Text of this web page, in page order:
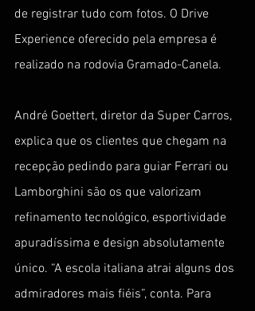
de registrar tudo com fotos. O Drive
Experience oferecido pela empresa é
realizado na rodovia Gramado-Canela.
André Goettert, diretor da Super Carros,
explica que os clientes que chegam na
recepção pedindo para guiar Ferrari ou
Lamborghini são os que valorizam
refinamento tecnológico, esportividade
apuradíssima e design absolutamente
único. “A escola italiana atrai alguns dos
admiradores mais fiéis”, conta. Para